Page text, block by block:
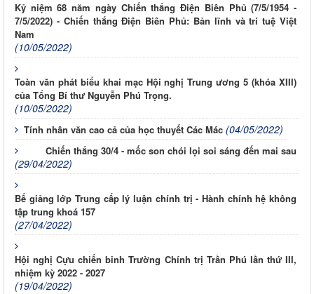
Kỷ niệm 68 năm ngày Chiến thắng Điện Biên Phủ (7/5/1954 -
7/5/2022) - Chiến thắng Điện Biên Phủ: Bản lĩnh và trí tuệ Việt
Nam
(10/05/2022)
Toàn văn phát biểu khai mạc Hội nghị Trung ương 5 (khóa XIII)
của Tổng Bí thư Nguyễn Phú Trọng.
(10/05/2022)
Tính nhân văn cao cả của học thuyết Các Mác (04/05/2022)
Chiến thắng 30/4 - mốc son chói lọi soi sáng đến mai sau
(29/04/2022)
Bế giảng lớp Trung cấp lý luận chính trị - Hành chính hệ không
tập trung khoá 157
(27/04/2022)
Hội nghị Cựu chiến binh Trường Chính trị Trần Phú lần thứ III,
nhiệm kỳ 2022 - 2027
(19/04/2022)